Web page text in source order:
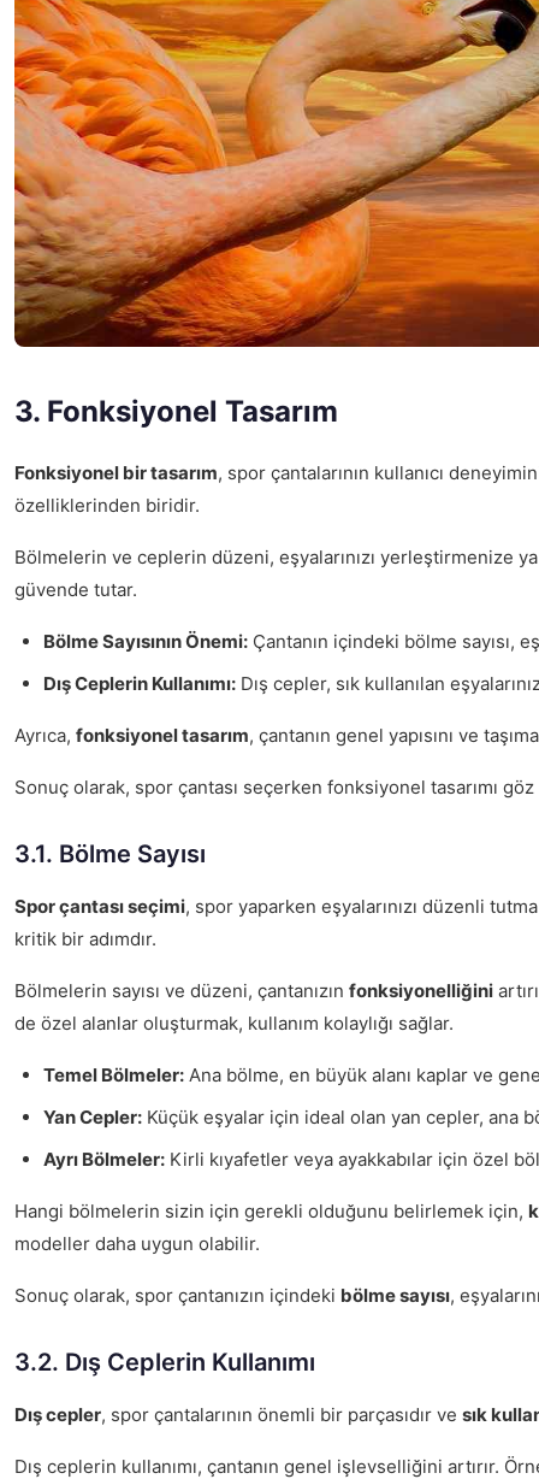
3. Fonksiyonel Tasarım
Fonksiyonel bir tasarım, spor çantalarının kullanıcı
özelliklerinden biridir.
Bölmelerin ve ceplerin düzeni, eşyalarınızı yerleştirmenize
güvende tutar.
Bölme Sayısının Önemi: Çantanın içindeki bölme sayısı,
Dış Ceplerin Kullanımı: Dış cepler, sık kullanılan
Ayrıca, fonksiyonel tasarım, çantanın genel yapısını ve
Sonuç olarak, spor çantası seçerken fonksiyonel tasarımı
3.1. Bölme Sayısı
Spor çantası seçimi, spor yaparken eşyalarınızı düzenli
kritik bir adımdır.
Bölmelerin sayısı ve düzeni, çantanızın fonksiyonelliğini
de özel alanlar oluşturmak, kullanım kolaylığı sağlar.
Temel Bölmeler: Ana bölme, en büyük alanı kaplar ve
Yan Cepler: Küçük eşyalar için ideal olan yan cepler, ana
Ayrı Bölmeler: Kirli kıyafetler veya ayakkabılar için özel
Hangi bölmelerin sizin için gerekli olduğunu belirlemek için,
modeller daha uygun olabilir.
Sonuç olarak, spor çantanızın içindeki bölme sayısı,
3.2. Dış Ceplerin Kullanımı
Dış cepler, spor çantalarının önemli bir parçasıdır ve sık
Dış ceplerin kullanımı, çantanın genel işlevselliğini artırır.